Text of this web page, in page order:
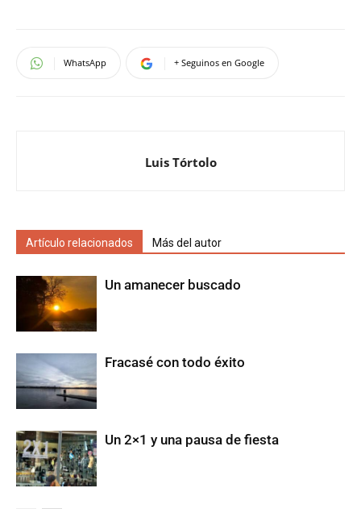
WhatsApp + Seguinos en Google
Luis Tórtolo
Artículo relacionados Más del autor
Un amanecer buscado
Fracasé con todo éxito
Un 2×1 y una pausa de fiesta